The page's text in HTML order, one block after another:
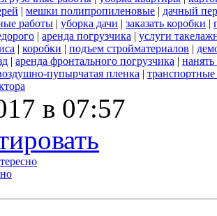
| мешки полипропиленовые | дачный
работы | уборка дачи | заказать коробки |
| аренда погрузчика | услуги
| коробки | подъем стройматериалов |
| аренда фронтального погрузчика |
пупырчатая пленка | транспортные
в 07:57